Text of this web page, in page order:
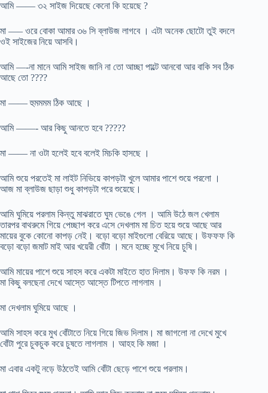
আমি —— ৩২ সাইজ দিয়েছে কেনো কি হয়েছে ?
মা —– ওরে বোকা আমার ৩৬ সি ব্লাউজ লাগবে । এটা অনেক ছোটো তুই বদলে
ওই সাইজের নিয়ে আসবি।
আমি —-না মানে আমি সাইজ জানি না তো আচ্ছা পাল্টে আনবো আর বাকি সব ঠিক
আছে তো ????
মা —— হুমমমম ঠিক আছে ।
আমি ——- আর কিছু আনতে হবে ?????
মা —— না ওটা হলেই হবে বলেই মিচকি হাসছে ।
আমি শুয়ে পরতেই মা লাইট নিভিয়ে কাপড়টা খুলে আমার পাশে শুয়ে পরলো ।
আজ মা ব্লাউজ ছাড়া শুধু কাপড়টা পরে শুয়েছে।
আমি ঘুমিয়ে পরলাম কিন্তু মাঝরাতে ঘুম ভেঙে গেল । আমি উঠে জল খেলাম
তারপর বাথরুমে গিয়ে পেচ্ছাপ করে এসে দেখলাম মা চিত হয়ে শুয়ে আছে আর
মায়ের বুকে কোনো কাপড় নেই। বড়ো বড়ো মাইগুলো বেরিয়ে আছে। উফফফ কি
বড়ো বড়ো জমাট মাই আর খয়েরী বোঁটা । মনে হচ্ছে মুখে নিয়ে চুষি।
আমি মায়ের পাশে শুয়ে সাহস করে একটা মাইতে হাত দিলাম। উফফ কি নরম ।
মা কিছু বলছেনা দেখে আস্তে আস্তে টিপতে লাগলাম ।
মা দেখলাম ঘুমিয়ে আছে ।
আমি সাহস করে মুখ বোঁটাতে নিয়ে গিয়ে জিভ দিলাম। মা জাগলো না দেখে মুখে
বোঁটা পুরে চুকচুক করে চুষতে লাগলাম । আহহ কি মজা ।
মা এবার একটু নড়ে উঠতেই আমি বোঁটা ছেড়ে পাশে শুয়ে পরলাম।